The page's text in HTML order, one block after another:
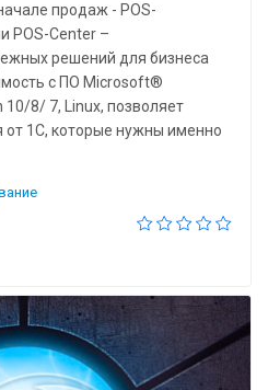
продаж - POS-
POS-Center –
решений для бизнеса
с ПО Microsoft®
10/8/ 7, Linux, позволяет
от 1С, которые нужны именно